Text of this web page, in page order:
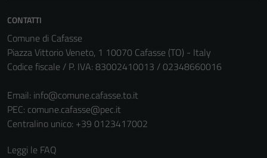
CONTATTI
Comune di Cafasse
Piazza Vittorio Veneto, 1 10070 Cafasse (TO) - Italy
Codice fiscale / P. IVA: 83002410013 / 02348660016
Email: info@comune.cafasse.to.it
PEC: comune.cafasse@pec.it
Centralino unico: +39 0123417002
Leggi le FAQ
possono
essere